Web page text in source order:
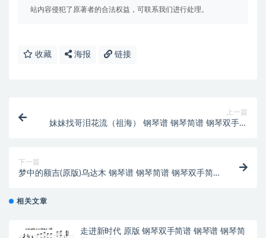
站内容侵犯了原著者的合法权益，可联系我们进行处理。
收藏 海报 链接
上一篇
妹妹找哥泪花流（祖海） 钢琴谱 钢琴简谱 钢琴双手简
下一篇
梦中的额吉(原版)乌达木 钢琴谱 钢琴简谱 钢琴双手简
相关文章
走进新时代 原版 钢琴双手简谱 钢琴谱 钢琴简